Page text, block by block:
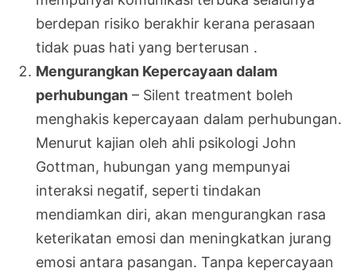
berdepan risiko berakhir kerana perasaan
tidak puas hati yang berterusan .
Mengurangkan Kepercayaan dalam
perhubungan – Silent treatment boleh
menghakis kepercayaan dalam perhubungan.
Menurut kajian oleh ahli psikologi John
Gottman, hubungan yang mempunyai
interaksi negatif, seperti tindakan
mendiamkan diri, akan mengurangkan rasa
keterikatan emosi dan meningkatkan jurang
emosi antara pasangan. Tanpa kepercayaan